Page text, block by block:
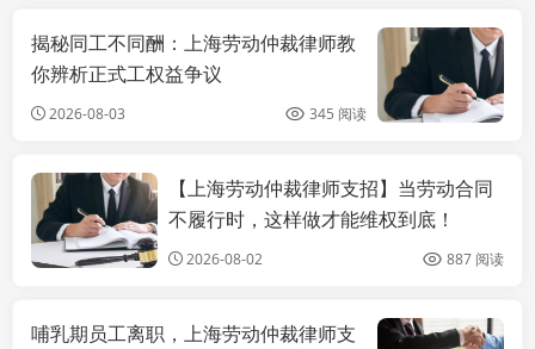
揭秘同工不同酬：上海劳动仲裁律师教
你辨析正式工权益争议
2026-08-03 345 阅读
上海劳动法律师
【上海劳动仲裁律师支招】当劳动合同
不履行时，这样做才能维权到底！
2026-08-02 887 阅读
哺乳期员工离职，上海劳动仲裁律师支